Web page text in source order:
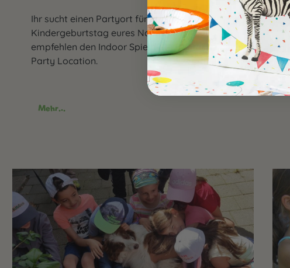
Ihr sucht einen Partyort für den
Kindergeburtstag eures Nachwuchs? Wir
empfehlen den Indoor Spielplatz Piratolino als
Party Location.
Mehr...